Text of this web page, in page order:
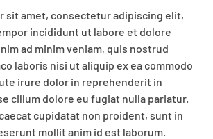
sit amet, consectetur adipiscing elit,
incididunt ut labore et dolore
ad minim veniam, quis nostrud
laboris nisi ut aliquip ex ea commodo
irure dolor in reprehenderit in
cillum dolore eu fugiat nulla pariatur.
cupidatat non proident, sunt in
mollit anim id est laborum.